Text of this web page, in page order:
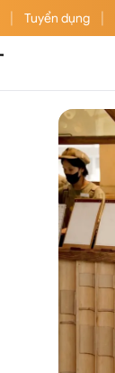
Tuyển dụng